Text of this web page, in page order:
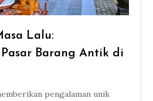
Lalu:
Pasar Barang Antik di
pengalaman unik